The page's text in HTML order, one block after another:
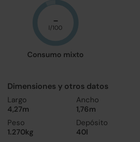
Consumo mixto
-
l/100
Dimensiones y otros datos
Largo
4,27m
Ancho
1,76m
Peso
1.270kg
Depósito
40l